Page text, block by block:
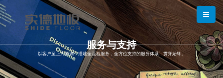
服务与支持
以客户至上为原则，搭建全流程服务，全方位支持的服务体系，贯穿始终。